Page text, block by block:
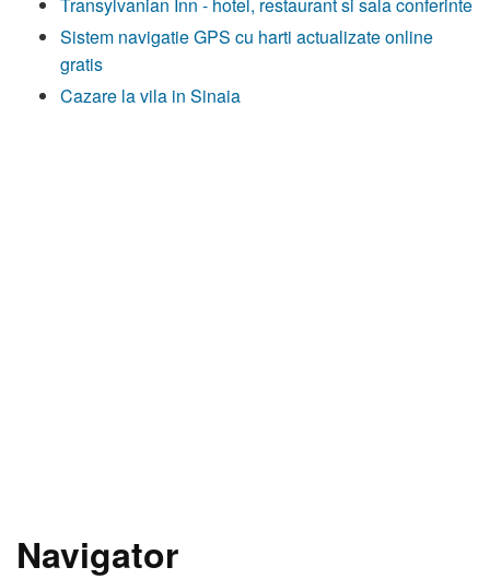
Sistem navigatie GPS cu harti actualizate online
gratis
Cazare la vila in Sinaia
Navigator